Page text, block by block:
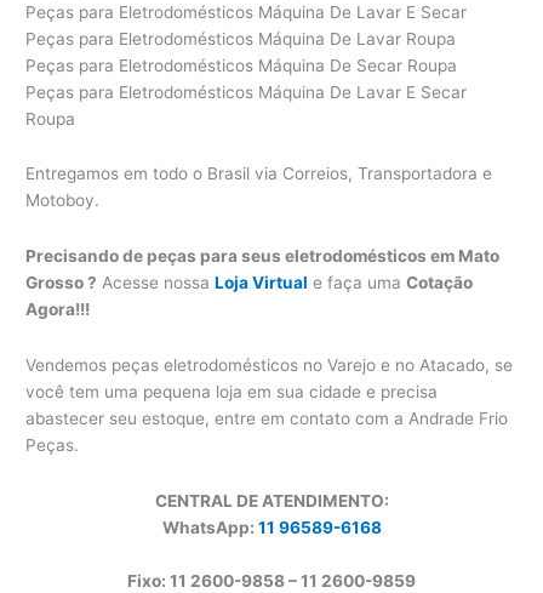
Peças para Eletrodomésticos Máquina De Lavar E Secar
Peças para Eletrodomésticos Máquina De Lavar Roupa
Peças para Eletrodomésticos Máquina De Secar Roupa
Peças para Eletrodomésticos Máquina De Lavar E Secar
Roupa
Entregamos em todo o Brasil via Correios, Transportadora e
Motoboy.
Precisando de peças para seus eletrodomésticos em Mato
Grosso ? Acesse nossaLoja Virtual e faça umaCotação
Agora!!!
Vendemos peças eletrodomésticos no Varejo e no Atacado, se
você tem uma pequena loja em sua cidade e precisa
abastecer seu estoque, entre em contato com a Andrade Frio
Peças.
CENTRAL DE ATENDIMENTO:
WhatsApp: 11 96589-6168
Fixo: 11 2600-9858 – 11 2600-9859